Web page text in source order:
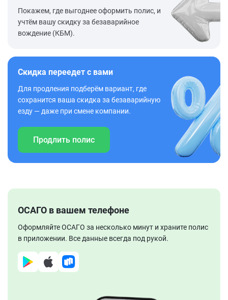
Покажем, где выгоднее оформить полис, и
учтём вашу скидку за безаварийное
вождение (КБМ).
Скидка переедет с вами
Для продления подберём вариант, где
сохранится ваша скидка за безаварийную
езду — даже при смене компании.
Продлить полис
ОСАГО в вашем телефоне
Оформляйте ОСАГО за несколько минут и храните полис
в приложении. Все данные всегда под рукой.